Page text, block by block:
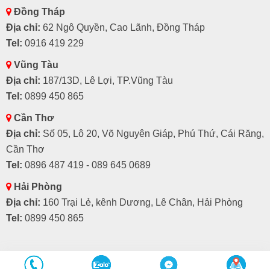
Đồng Tháp
Địa chỉ: 62 Ngô Quyền, Cao Lãnh, Đồng Tháp
Tel: 0916 419 229
Vũng Tàu
Địa chỉ: 187/13D, Lê Lợi, TP.Vũng Tàu
Tel: 0899 450 865
Cần Thơ
Địa chỉ: Số 05, Lô 20, Võ Nguyên Giáp, Phú Thứ, Cái Răng,
Cần Thơ
Tel: 0896 487 419 - 089 645 0689
Hải Phòng
Địa chỉ: 160 Trại Lẻ, kênh Dương, Lê Chân, Hải Phòng
Tel: 0899 450 865